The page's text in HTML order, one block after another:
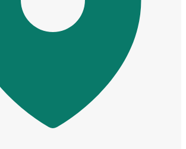
Cửa Gỗ MDF Melamine